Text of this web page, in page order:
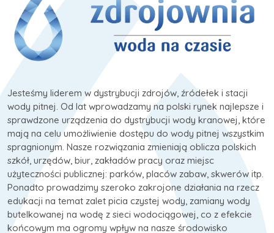
Jesteśmy liderem w dystrybucji zdrojów, źródełek i stacji
wody pitnej. Od lat wprowadzamy na polski rynek najlepsze i
sprawdzone urządzenia do dystrybucji wody kranowej, które
mają na celu umożliwienie dostępu do wody pitnej wszystkim
spragnionym. Nasze rozwiązania zmieniają oblicza polskich
szkół, urzędów, biur, zakładów pracy oraz miejsc
użyteczności publicznej: parków, placów zabaw, skwerów itp.
Ponadto prowadzimy szeroko zakrojone działania na rzecz
edukacji na temat zalet picia czystej wody, zamiany wody
butelkowanej na wodę z sieci wodociągowej, co z efekcie
końcowym ma ogromy wpływ na nasze środowisko